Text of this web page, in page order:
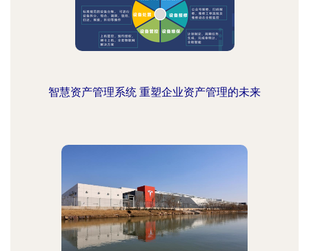
智慧资产管理系统 重塑企业资产管理的未来